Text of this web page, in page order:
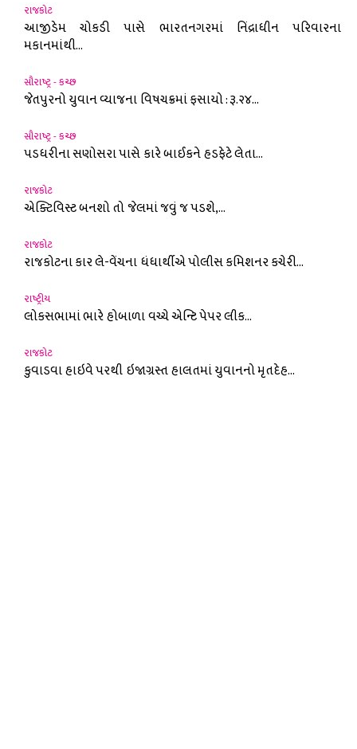
રાજકોટ
આજીડેમ ચોકડી પાસે ભારતનગરમાં નિંદ્રાધીન પરિવારના
મકાનમાંથી...
સૌરાષ્ટ્ર - કચ્છ
જેતપુરનો યુવાન વ્યાજના વિષચક્રમાં ફસાયો : રૂ.૨૪...
સૌરાષ્ટ્ર - કચ્છ
પડધરીના સણોસરા પાસે કારે બાઈકને હડફેટે લેતા...
રાજકોટ
એક્ટિવિસ્ટ બનશો તો જેલમાં જવું જ પડશે,...
રાજકોટ
રાજકોટના કાર લે-વેંચના ધંધાર્થીએ પોલીસ કમિશનર કચેરી...
રાષ્ટ્રીય
લોકસભામાં ભારે હોબાળા વચ્ચે એન્ટિ પેપર લીક...
રાજકોટ
કુવાડવા હાઇવે પરથી ઇજાગ્રસ્ત હાલતમાં યુવાનનો મૃતદેહ...